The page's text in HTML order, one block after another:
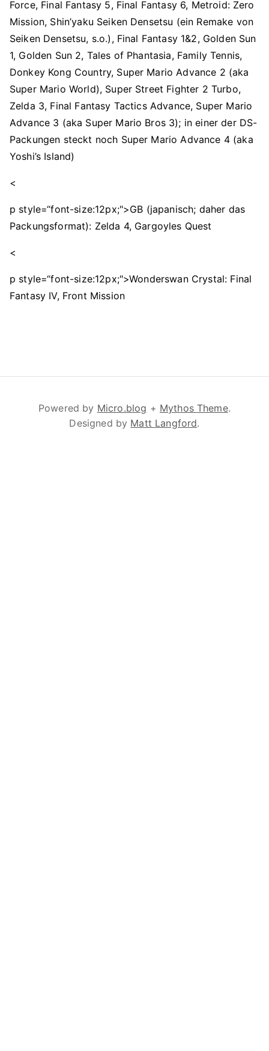
Force, Final Fantasy 5, Final Fantasy 6, Metroid: Zero
Mission, Shin’yaku Seiken Densetsu (ein Remake von
Seiken Densetsu, s.o.), Final Fantasy 1&2, Golden Sun
1, Golden Sun 2, Tales of Phantasia, Family Tennis,
Donkey Kong Country, Super Mario Advance 2 (aka
Super Mario World), Super Street Fighter 2 Turbo,
Zelda 3, Final Fantasy Tactics Advance, Super Mario
Advance 3 (aka Super Mario Bros 3); in einer der DS-
Packungen steckt noch Super Mario Advance 4 (aka
Yoshi’s Island)
<
p style=“font-size:12px;">GB (japanisch; daher das
Packungsformat): Zelda 4, Gargoyles Quest
<
p style=“font-size:12px;">Wonderswan Crystal: Final
Fantasy IV, Front Mission
Powered by Micro.blog + Mythos Theme.
Designed by Matt Langford.